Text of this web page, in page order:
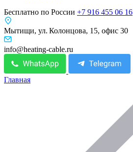
Бесплатно по России +7 916 455 06 16
Мытищи, ул. Колонцова, 15, офис 30
info@heating-cable.ru
Главная